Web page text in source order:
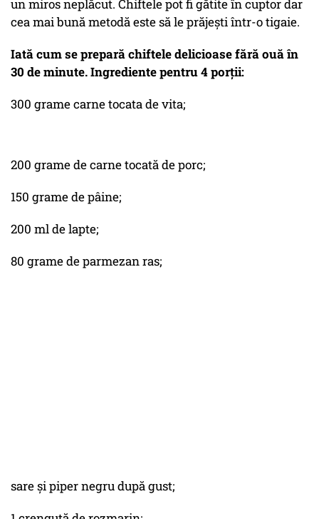
un miros neplăcut. Chiftele pot fi gătite în cuptor dar
cea mai bună metodă este să le prăjești într-o tigaie.
Iată cum se prepară chiftele delicioase fără ouă în
30 de minute. Ingrediente pentru 4 porții:
300 grame carne tocata de vita;
200 grame de carne tocată de porc;
150 grame de pâine;
200 ml de lapte;
80 grame de parmezan ras;
sare și piper negru după gust;